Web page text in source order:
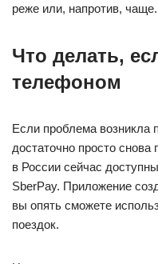
реже или, напротив, чаще.
Что делать,
телефоном
Если проблема возникла
достаточно просто
в России сейчас
SberPay. Приложение
вы опять сможете
поездок.